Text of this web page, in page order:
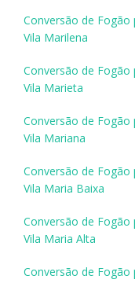
Conversão de Fogão
Vila Marilena
Conversão de Fogão
Vila Marieta
Conversão de Fogão
Vila Mariana
Conversão de Fogão
Vila Maria Baixa
Conversão de Fogão
Vila Maria Alta
Conversão de Fogão